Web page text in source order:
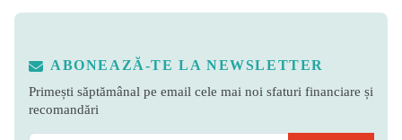
ABONEAZĂ-TE LA NEWSLETTER
Primești săptămânal pe email cele mai noi sfaturi financiare și
recomandări